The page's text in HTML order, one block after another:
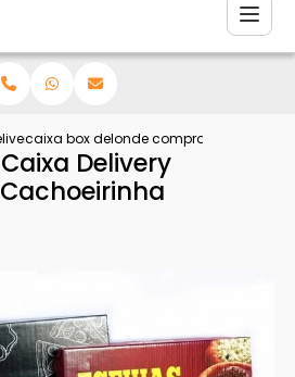
caixa box deliveryonde compro caixa
Delivery